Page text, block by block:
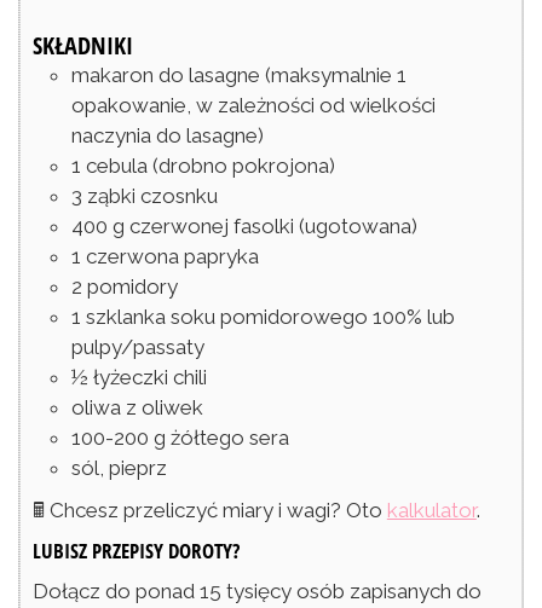
SKŁADNIKI
makaron do lasagne (maksymalnie 1
opakowanie, w zależności od wielkości
naczynia do lasagne)
1 cebula (drobno pokrojona)
3 ząbki czosnku
400 g czerwonej fasolki (ugotowana)
1 czerwona papryka
2 pomidory
1 szklanka soku pomidorowego 100% lub
pulpy/passaty
½ łyżeczki chili
oliwa z oliwek
100-200 g żółtego sera
sól, pieprz
🖩 Chcesz przeliczyć miary i wagi? Oto kalkulator.
LUBISZ PRZEPISY DOROTY?
Dołącz do ponad 15 tysięcy osób zapisanych do